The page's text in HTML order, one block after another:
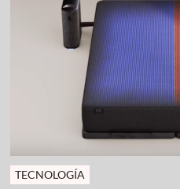
TECNOLOGÍA